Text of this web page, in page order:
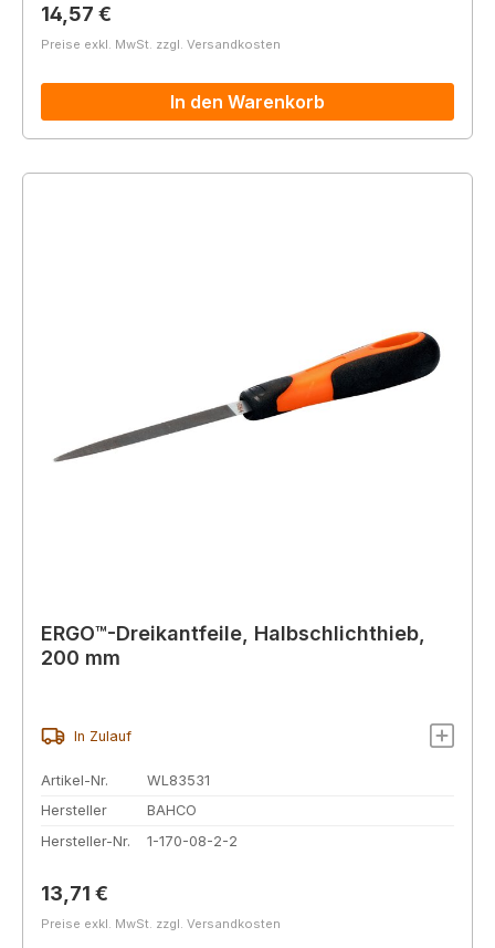
Regulärer Preis:
14,57 €
Preise exkl. MwSt. zzgl. Versandkosten
In den Warenkorb
ERGO™-Dreikantfeile, Halbschlichthieb,
200 mm
In Zulauf
Artikel-Nr.
WL83531
Hersteller
BAHCO
Hersteller-Nr.
1-170-08-2-2
Regulärer Preis:
13,71 €
Preise exkl. MwSt. zzgl. Versandkosten